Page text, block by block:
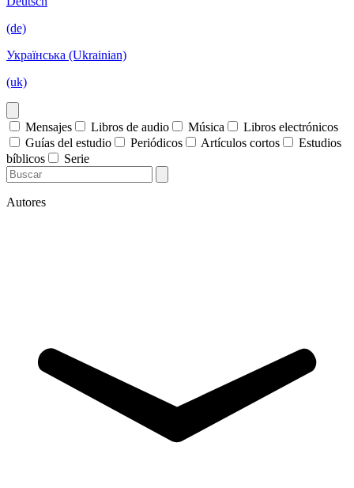
(de)
Українська (Ukrainian)
(uk)
Mensajes Libros de audio Música
Libros electrónicos
Guías del estudio
Periódicos Artículos cortos
Estudios
bíblicos
Serie
Autores